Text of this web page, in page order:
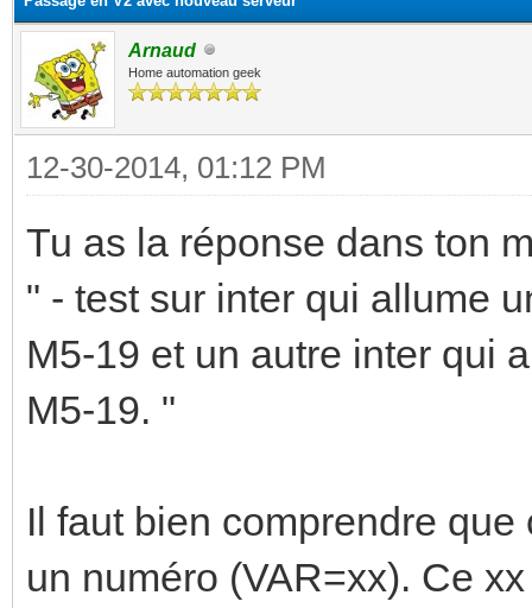
Arnaud
Home automation geek
12-30-2014, 01:12 PM
Tu as la réponse dans ton
" - test sur inter qui allume
M5-19 et un autre inter qui
M5-19. "
Il faut bien comprendre
un numéro (VAR=xx). Ce